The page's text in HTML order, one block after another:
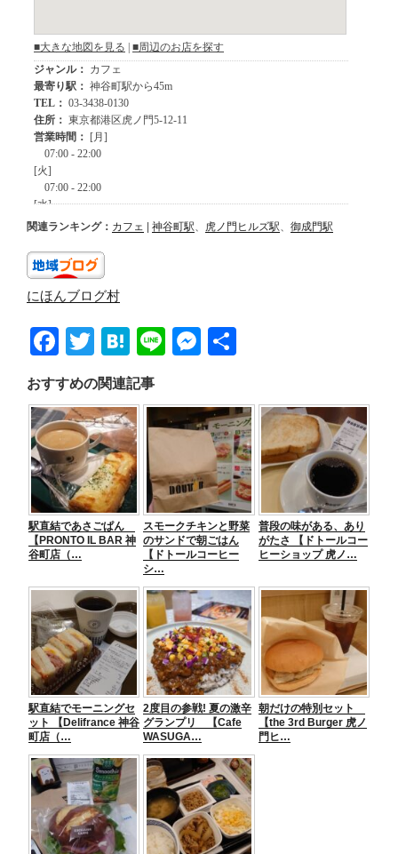
関連ランキング： カフェ 神谷町駅、 虎ノ門ヒルズ駅、 御成門駅
にほんブログ村
F
a
c
e
b
o
o
k
T
wi
tt
er
H
at
e
n
a
Li
e
M
ss
e
n
g
er
おすすめの関連記事
駅直結であさごぱん
【PRONTO IL BAR 神
谷町店（…
スモークチキンと野菜
のサンドで朝ごはん
【ドトールコーヒー
シ…
普段の味がある、あり
がたさ 【ドトールコー
ヒーショップ 虎ノ…
駅直結でモーニングセ
ット 【Delifrance 神谷
町店（…
2度目の参戦! 夏の激辛
グランプリ 【Cafe
WASUGA…
朝だけの特別セット
【the 3rd Burger 虎ノ
門ヒ…